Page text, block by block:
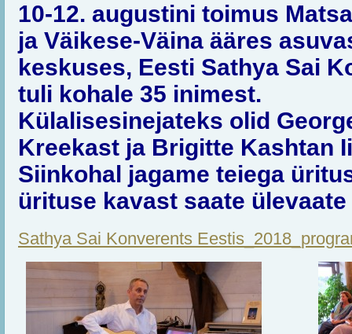
10-12. augustini toimus
ja Väikese-Väina ääres
keskuses, Eesti Sathya Sai
tuli kohale 35 inimest.
Külalisesinejateks olid
Kreekast ja Brigitte Kashtan
Siinkohal jagame teiega
ürituse kavast saate
Sathya Sai Konverents